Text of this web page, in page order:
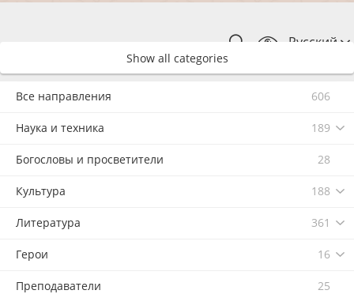
Русский
Show all categories
Все направления 606
Наука и техника 189
Богословы и просветители 28
Культура 188
Литература 361
Герои 16
Преподаватели 25